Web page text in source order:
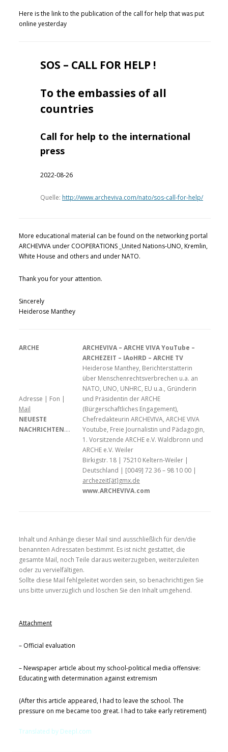
Here is the link to the publication of the call for help that was put
online yesterday
SOS – CALL FOR HELP !
To the embassies of all
countries
Call for help to the international
press
2022-08-26
Quelle: http://www.archeviva.com/nato/sos-call-for-help/
More educational material can be found on the networking portal
ARCHEVIVA under COOPERATIONS _United Nations-UNO, Kremlin,
White House and others and under NATO.
Thank you for your attention.
Sincerely
Heiderose Manthey
ARCHE
Adresse | Fon |
Mail
NEUESTE
NACHRICHTEN….
ARCHEVIVA – ARCHE VIVA YouTube –
ARCHEZEIT – IAoHRD – ARCHE TV
Heiderose Manthey, Berichterstatterin
über Menschenrechtsverbrechen u.a. an
NATO, UNO, UNHRC, EU u.a., Gründerin
und Präsidentin der ARCHE
(Bürgerschaftliches Engagement),
Chefredakteurin ARCHEVIVA, ARCHE VIVA
Youtube, Freie Journalistin und Pädagogin,
1. Vorsitzende ARCHE e.V. Waldbronn und
ARCHE e.V. Weiler
Birkigstr. 18 | 75210 Keltern-Weiler |
Deutschland | [0049] 72 36 – 98 10 00 |
archezeit[ät]gmx.de
www.ARCHEVIVA.com
Inhalt und Anhänge dieser Mail sind ausschließlich für den/die
benannten Adressaten bestimmt. Es ist nicht gestattet, die
gesamte Mail, noch Teile daraus weiterzugeben, weiterzuleiten
oder zu vervielfältigen.
Sollte diese Mail fehlgeleitet worden sein, so benachrichtigen Sie
uns bitte unverzüglich und löschen Sie den Inhalt umgehend.
Attachment
– Official evaluation
– Newspaper article about my school-political media offensive:
Educating with determination against extremism
(After this article appeared, I had to leave the school. The
pressure on me became too great. I had to take early retirement)
Translated by Deepl.com